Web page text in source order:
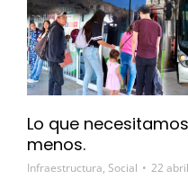
Lo que
menos.
Infraestructura, Social 22